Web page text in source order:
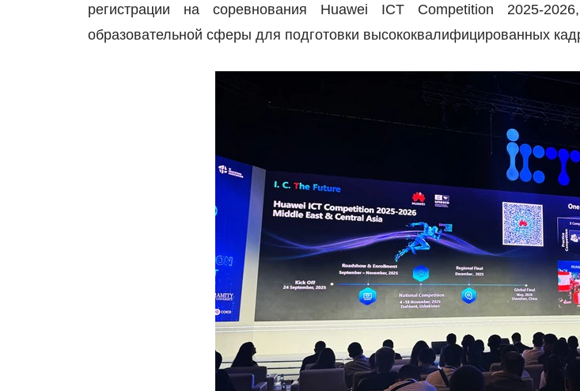
регистрации на соревнования Huawei ICT Competition 2025-
образовательной сферы для подготовки высококвалифицированных